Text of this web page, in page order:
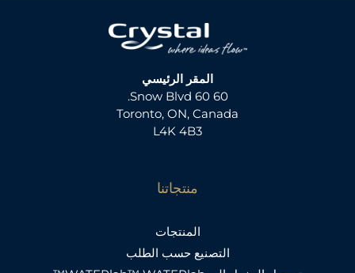
المقر الرئيسي
60 60 Snow Blvd.
Toronto, ON, Canada
L4K 4B3
منتجاتنا
المنتجات
التصنيع حسب الطلب